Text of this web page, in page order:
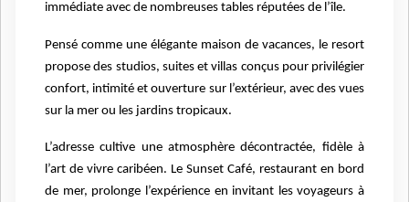
immédiate avec de nombreuses tables réputées de l’île.
Pensé comme une élégante maison de vacances, le resort
propose des studios, suites et villas conçus pour privilégier
confort, intimité et ouverture sur l’extérieur, avec des vues
sur la mer ou les jardins tropicaux.
L’adresse cultive une atmosphère décontractée, fidèle à
l’art de vivre caribéen. Le Sunset Café, restaurant en bord
de mer, prolonge l’expérience en invitant les voyageurs à